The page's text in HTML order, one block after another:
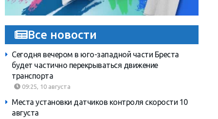
Все новости
Сегодня вечером в юго-западной части Бреста
будет частично перекрываться движение
транспорта
09:25, 10 августа
Места установки датчиков контроля скорости 10
августа